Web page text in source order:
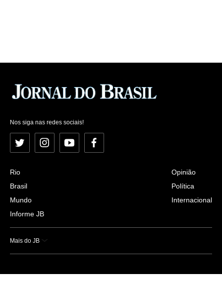
Nos siga nas redes sociais!
Twitter InstagramYouTubeFacebook
Rio
Brasil
Mundo
Informe JB
Opinião
Política
Internacional
Mais do JB
Esportes